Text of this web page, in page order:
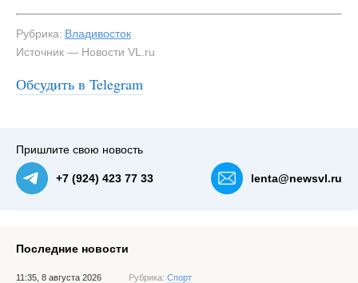
Рубрика: Владивосток
Источник — Новости VL.ru
Обсудить в Telegram
Пришлите свою новость
+7 (924) 423 77 33 lenta@newsvl.ru
Последние новости
11:35, 8 августа 2026 Рубрика: Спорт